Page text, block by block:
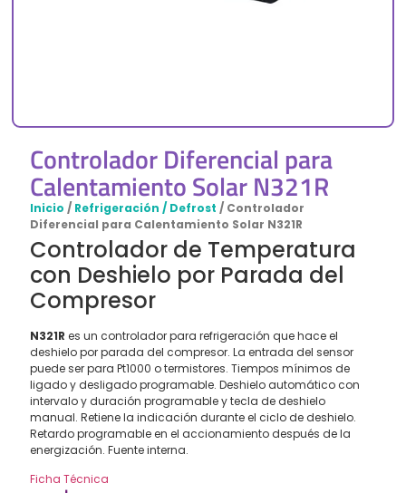
Controlador Diferencial para
Calentamiento Solar N321R
Inicio / Refrigeración / Defrost / Controlador
Diferencial para Calentamiento Solar N321R
Controlador de Temperatura
con Deshielo por Parada del
Compresor
N321R es un controlador para refrigeración que hace el
deshielo por parada del compresor. La entrada del sensor
puede ser para Pt1000 o termistores. Tiempos mínimos de
ligado y desligado programable. Deshielo automático con
intervalo y duración programable y tecla de deshielo
manual. Retiene la indicación durante el ciclo de deshielo.
Retardo programable en el accionamiento después de la
energización. Fuente interna.
Ficha Técnica